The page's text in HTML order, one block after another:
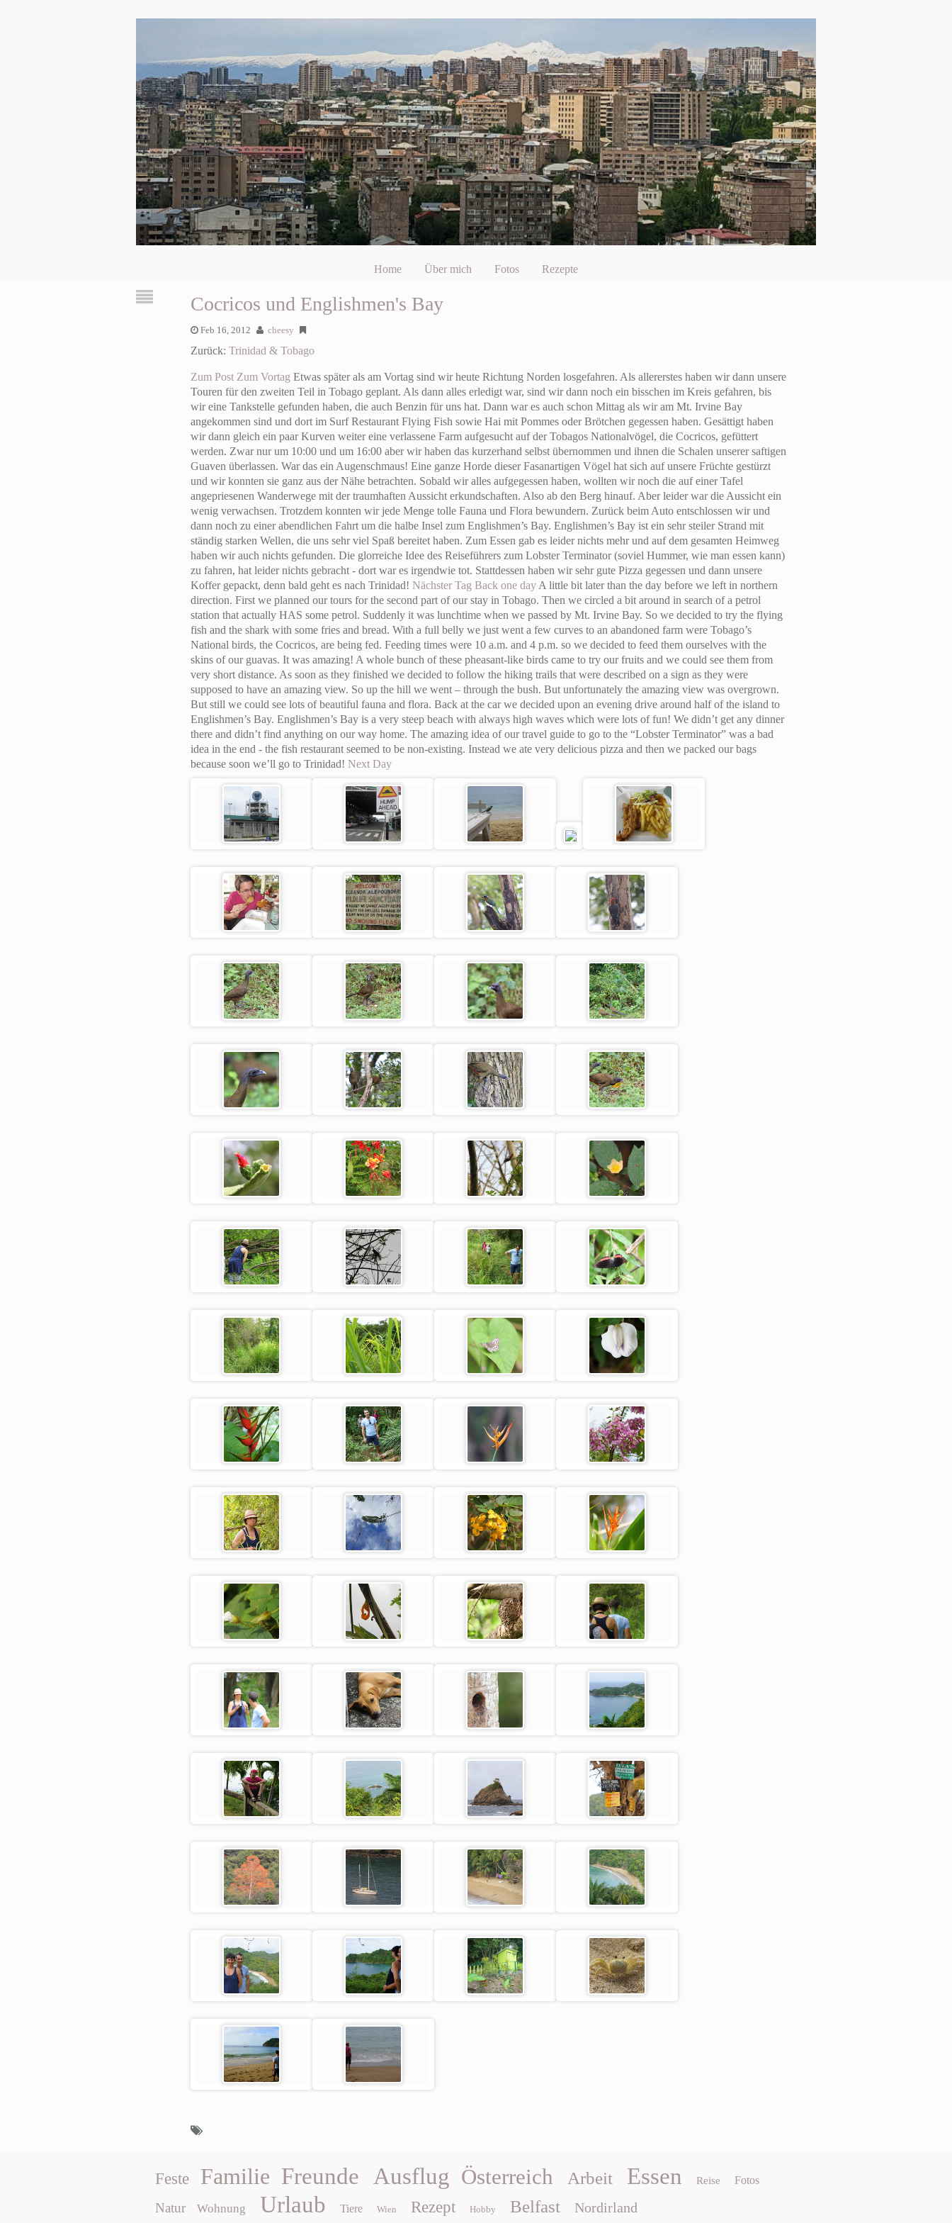
Home Über mich Fotos Rezepte
Cocricos und Englishmen's Bay
Feb 16, 2012 cheesy
Zurück: Trinidad & Tobago
Zum Post Zum Vortag Etwas später als am Vortag sind wir heute Richtung Norden losgefahren. Als allererstes haben wir dann unsere
Touren für den zweiten Teil in Tobago geplant. Als dann alles erledigt war, sind wir dann noch ein bisschen im Kreis gefahren, bis
wir eine Tankstelle gefunden haben, die auch Benzin für uns hat. Dann war es auch schon Mittag als wir am Mt. Irvine Bay
angekommen sind und dort im Surf Restaurant Flying Fish sowie Hai mit Pommes oder Brötchen gegessen haben. Gesättigt haben
wir dann gleich ein paar Kurven weiter eine verlassene Farm aufgesucht auf der Tobagos Nationalvögel, die Cocricos, gefüttert
werden. Zwar nur um 10:00 und um 16:00 aber wir haben das kurzerhand selbst übernommen und ihnen die Schalen unserer saftigen
Guaven überlassen. War das ein Augenschmaus! Eine ganze Horde dieser Fasanartigen Vögel hat sich auf unsere Früchte gestürzt
und wir konnten sie ganz aus der Nähe betrachten. Sobald wir alles aufgegessen haben, wollten wir noch die auf einer Tafel
angepriesenen Wanderwege mit der traumhaften Aussicht erkundschaften. Also ab den Berg hinauf. Aber leider war die Aussicht ein
wenig verwachsen. Trotzdem konnten wir jede Menge tolle Fauna und Flora bewundern. Zurück beim Auto entschlossen wir und
dann noch zu einer abendlichen Fahrt um die halbe Insel zum Englishmen’s Bay. Englishmen’s Bay ist ein sehr steiler Strand mit
ständig starken Wellen, die uns sehr viel Spaß bereitet haben. Zum Essen gab es leider nichts mehr und auf dem gesamten Heimweg
haben wir auch nichts gefunden. Die glorreiche Idee des Reiseführers zum Lobster Terminator (soviel Hummer, wie man essen kann)
zu fahren, hat leider nichts gebracht - dort war es irgendwie tot. Stattdessen haben wir sehr gute Pizza gegessen und dann unsere
Koffer gepackt, denn bald geht es nach Trinidad! Nächster Tag Back one dayA little bit later than the day before we left in northern
direction. First we planned our tours for the second part of our stay in Tobago. Then we circled a bit around in search of a petrol
station that actually HAS some petrol. Suddenly it was lunchtime when we passed by Mt. Irvine Bay. So we decided to try the flying
fish and the shark with some fries and bread. With a full belly we just went a few curves to an abandoned farm were Tobago’s
National birds, the Cocricos, are being fed. Feeding times were 10 a.m. and 4 p.m. so we decided to feed them ourselves with the
skins of our guavas. It was amazing! A whole bunch of these pheasant-like birds came to try our fruits and we could see them from
very short distance. As soon as they finished we decided to follow the hiking trails that were described on a sign as they were
supposed to have an amazing view. So up the hill we went – through the bush. But unfortunately the amazing view was overgrown.
But still we could see lots of beautiful fauna and flora. Back at the car we decided upon an evening drive around half of the island to
Englishmen’s Bay. Englishmen’s Bay is a very steep beach with always high waves which were lots of fun! We didn’t get any dinner
there and didn’t find anything on our way home. The amazing idea of our travel guide to go to the “Lobster Terminator” was a bad
idea in the end - the fish restaurant seemed to be non-existing. Instead we ate very delicious pizza and then we packed our bags
because soon we’ll go to Trinidad! Next Day
Feste Familie Freunde Ausflug Österreich Arbeit Essen Reise Fotos
Natur Wohnung Urlaub Tiere Wien Rezept Hobby Belfast Nordirland